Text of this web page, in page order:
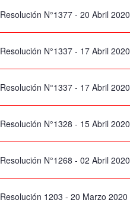
Resolución N°1377 - 20 Abril 2020
Resolución N°1337 - 17 Abril 2020
Resolución N°1337 - 17 Abril 2020
Resolución N°1328 - 15 Abril 2020
Resolución N°1268 - 02 Abril 2020
Resolución 1203 - 20 Marzo 2020